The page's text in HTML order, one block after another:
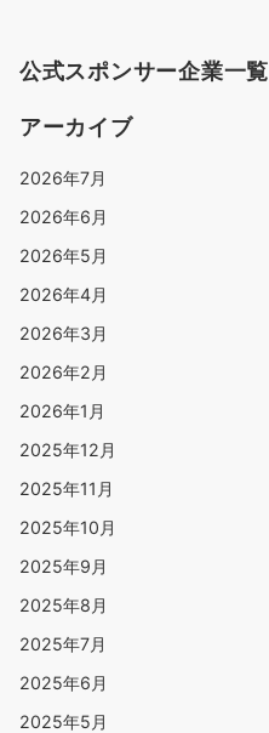
公式スポンサー企業一覧
アーカイブ
2026年7月
2026年6月
2026年5月
2026年4月
2026年3月
2026年2月
2026年1月
2025年12月
2025年11月
2025年10月
2025年9月
2025年8月
2025年7月
2025年6月
2025年5月